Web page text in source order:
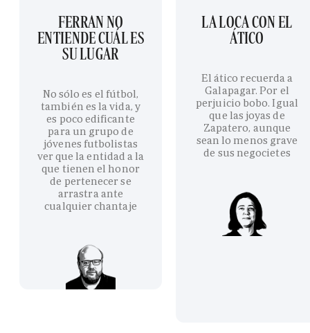
FERRAN NO
ENTIENDE CUÁL ES
SU LUGAR
No sólo es el fútbol,
también es la vida, y
es poco edificante
para un grupo de
jóvenes futbolistas
ver que la entidad a la
que tienen el honor
de pertenecer se
arrastra ante
cualquier chantaje
LA LOCA CON EL
ÁTICO
El ático recuerda a
Galapagar. Por el
perjuicio bobo. Igual
que las joyas de
Zapatero, aunque
sean lo menos grave
de sus negocietes